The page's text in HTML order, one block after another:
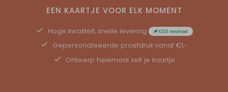
EEN KAARTJE VOOR ELK MOMENT
Hoge kwaliteit, snelle levering
Gepersonaliseerde proefdruk vanaf €1,-
Ontwerp helemaal zelf je kaartje